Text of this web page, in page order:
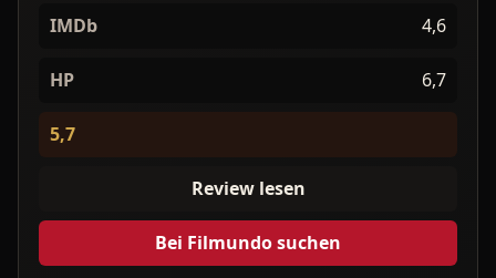
IMDb 4,6
HP 6,7
5,7
Review lesen
Bei Filmundo suchen